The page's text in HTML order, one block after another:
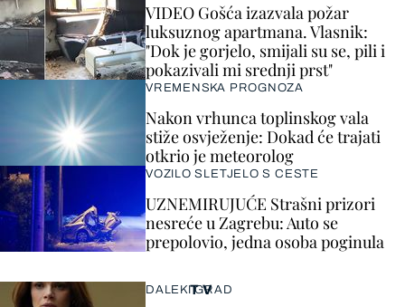
VIDEO Gošća izazvala požar
luksuznog apartmana. Vlasnik:
"Dok je gorjelo, smijali su se, pili i
pokazivali mi srednji prst"
VREMENSKA PROGNOZA
Nakon vrhunca toplinskog vala
stiže osvježenje: Dokad će trajati
otkrio je meteorolog
VOZILO SLETJELO S CESTE
UZNEMIRUJUĆE Strašni prizori
nesreće u Zagrebu: Auto se
prepolovio, jedna osoba poginula
TV
DALEKI GRAD